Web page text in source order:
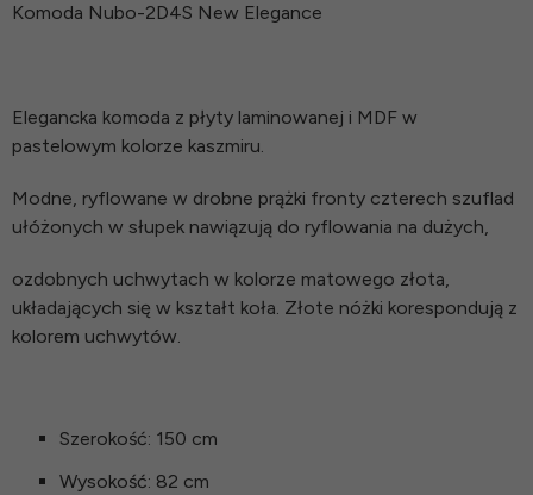
Komoda Nubo-2D4S New Elegance
Elegancka komoda z płyty laminowanej i MDF w
pastelowym kolorze kaszmiru.
Modne, ryflowane w drobne prążki fronty czterech szuflad
ułóżonych w słupek nawiązują do ryflowania na dużych,
ozdobnych uchwytach w kolorze matowego złota,
układających się w kształt koła. Złote nóżki korespondują z
kolorem uchwytów.
Szerokość: 150 cm
Wysokość: 82 cm